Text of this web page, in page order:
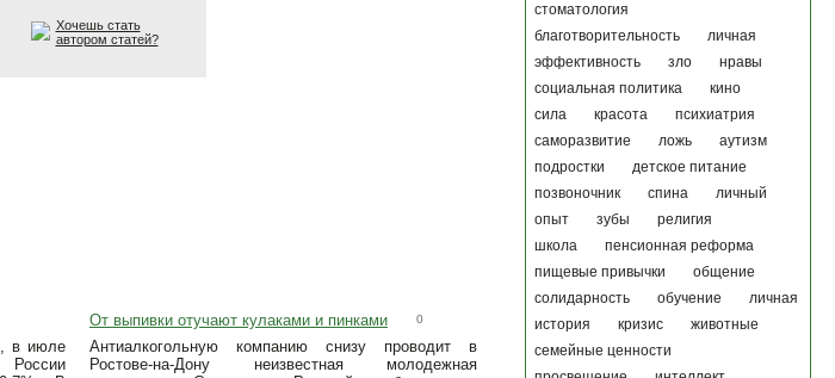
стоматология
благотворительность
личная
эффективность
зло
нравы
социальная политика
кино
сила
красота
психиатрия
саморазвитие
ложь
аутизм
подростки
детское питание
позвоночник
спина
личный
опыт
зубы
религия
школа
пенсионная реформа
пищевые привычки
общение
солидарность
обучение
личная
история
кризис
животные
семейные ценности
Хочешь стать
автором статей?
в июле
России
От выпивки отучают кулаками и пинками 0
Антиалкогольную компанию снизу проводит в
Ростове-на-Дону неизвестная молодежная